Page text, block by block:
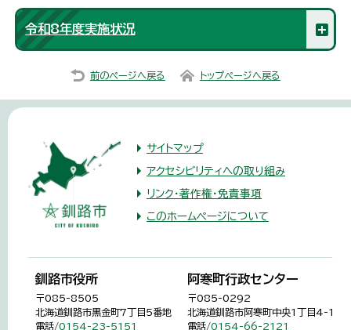
令和8年度実施状況
前のページへ戻る トップページへ戻る
サイトマップ
アクセシビリティへの取り組み
リンク・著作権・免責事項
このホームページについて
釧路市役所
〒085-8505
北海道釧路市黒金町7丁目5番地
電話/0154-23-5151
阿寒町行政センター
〒085-0292
北海道釧路市阿寒町中央1丁目4-1
電話/0154-66-2121